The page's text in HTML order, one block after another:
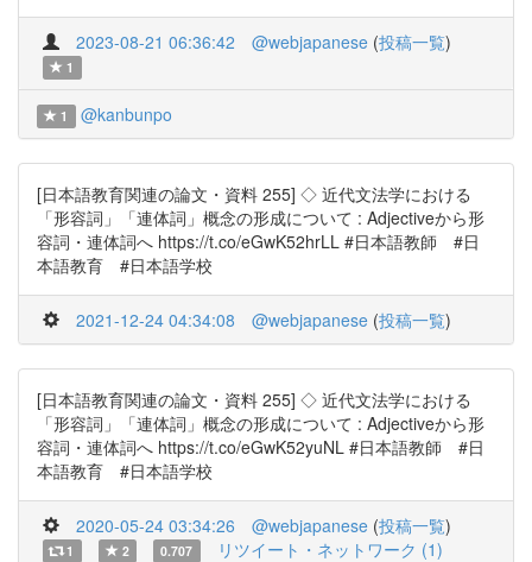
2023-08-21 06:36:42 @webjapanese (投稿一覧)
1
1 @kanbunpo
[日本語教育関連の論文・資料 255] ◇ 近代文法学における
「形容詞」「連体詞」概念の形成について : Adjectiveから形
容詞・連体詞へ https://t.co/eGwK52hrLL #日本語教師 #日
本語教育 #日本語学校
2021-12-24 04:34:08 @webjapanese (投稿一覧)
[日本語教育関連の論文・資料 255] ◇ 近代文法学における
「形容詞」「連体詞」概念の形成について : Adjectiveから形
容詞・連体詞へ https://t.co/eGwK52yuNL #日本語教師 #日
本語教育 #日本語学校
2020-05-24 03:34:26 @webjapanese (投稿一覧)
1 2 0.707 リツイート・ネットワーク (1)